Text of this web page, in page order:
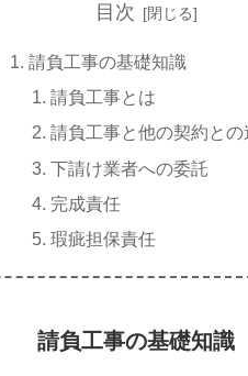
目次
請負工事の基礎知識
請負工事とは
請負工事と他の契約との
下請け業者への委託
完成責任
瑕疵担保責任
請負工事の基礎知識